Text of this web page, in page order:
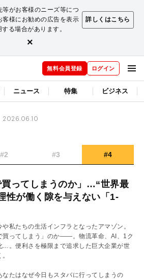
がお客様のニーズ等につ
様にお勧めの広告を表示
る場合があります。
詳しくはこちら
×
無料会員登録 ログイン
ニュース 特集 ビジネス
2026.06.10
#2 #3 #4
ってしまうのか」…“世界最
性が働く隙を与えない「1-
私たちの生活インフラとなったアマゾン。
買ってしまう」のか――。物流革命、AI、1ク
…。便利さを極限まで追求した巨大企業が世
たはなぜ今日もスタバに行ってしまうの